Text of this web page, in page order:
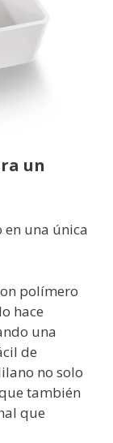
un
una única
polímero
hace
una
de
no solo
también
que